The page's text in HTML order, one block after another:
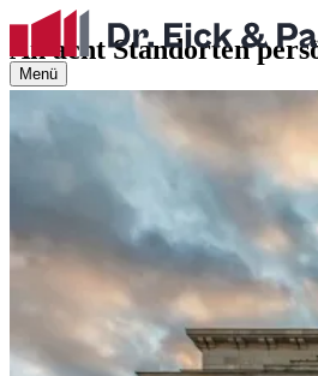
Menü
An acht Standorten